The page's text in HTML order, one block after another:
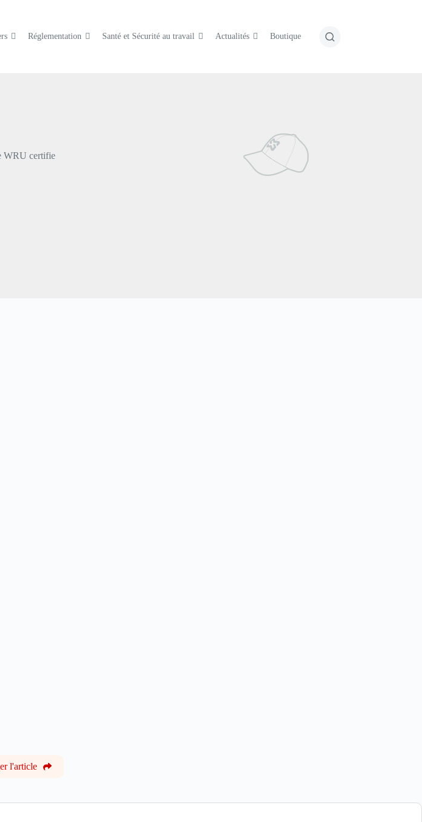
Réglementation Santé et Sécurité au travail Actualités Boutique
WRU certifie
l'article